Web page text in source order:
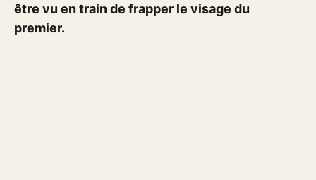
être vu en train de frapper le visage du
premier.